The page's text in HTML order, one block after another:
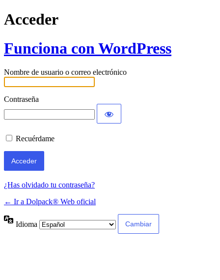
Acceder
Funciona con WordPress
Nombre de usuario o correo electrónico
Contraseña
Recuérdame
¿Has olvidado tu contraseña?
← Ir a Dolpack® Web oficial
Idioma